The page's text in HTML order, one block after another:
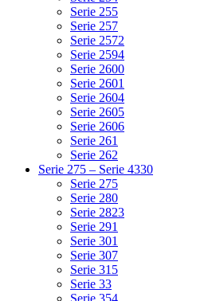
Serie 255
Serie 257
Serie 2572
Serie 2594
Serie 2600
Serie 2601
Serie 2604
Serie 2605
Serie 2606
Serie 261
Serie 262
Serie 275 – Serie 4330
Serie 275
Serie 280
Serie 2823
Serie 291
Serie 301
Serie 307
Serie 315
Serie 33
Serie 354